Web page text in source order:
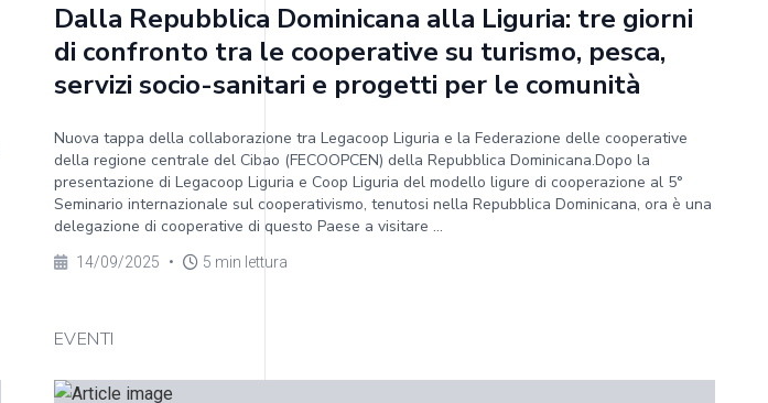
Dalla Repubblica Dominicana alla Liguria: tre giorni
di confronto tra le cooperative su turismo, pesca,
servizi socio-sanitari e progetti per le comunità
Nuova tappa della collaborazione tra Legacoop Liguria e la Federazione delle cooperative
della regione centrale del Cibao (FECOOPCEN) della Repubblica Dominicana.Dopo la
presentazione di Legacoop Liguria e Coop Liguria del modello ligure di cooperazione al 5°
Seminario internazionale sul cooperativismo, tenutosi nella Repubblica Dominicana, ora è una
delegazione di cooperative di questo Paese a visitare ...
14/09/2025 • 5 min lettura
EVENTI